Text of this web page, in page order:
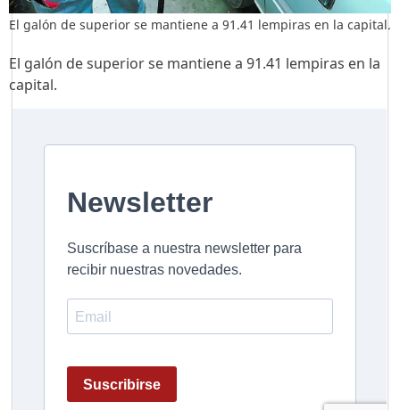
El galón de superior se mantiene a 91.41 lempiras en la capital.
El galón de superior se mantiene a 91.41 lempiras en la
capital.